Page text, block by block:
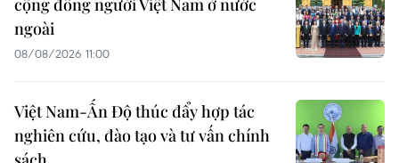
cộng đồng người Việt Nam ở nước
ngoài
08/08/2026 11:00
Việt Nam-Ấn Độ thúc đẩy hợp tác
nghiên cứu, đào tạo và tư vấn chính